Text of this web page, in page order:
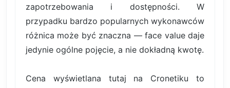
zapotrzebowania i dostępności. W
przypadku bardzo popularnych wykonawców
różnica może być znaczna — face value daje
jedynie ogólne pojęcie, a nie dokładną kwotę.
Cena wyświetlana tutaj na Cronetiku to